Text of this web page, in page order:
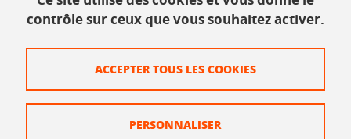
Informations légales
Mentions légales
contrôle sur ceux que vous souhaitez activer.
ACCEPTER TOUS LES COOKIES
PERSONNALISER